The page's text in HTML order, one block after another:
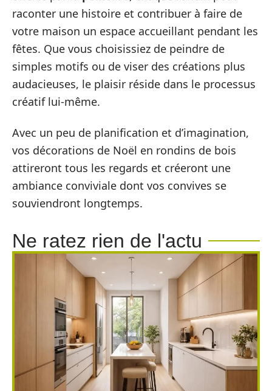
raconter une histoire et contribuer à faire de
votre maison un espace accueillant pendant les
fêtes. Que vous choisissiez de peindre de
simples motifs ou de viser des créations plus
audacieuses, le plaisir réside dans le processus
créatif lui-même.
Avec un peu de planification et d’imagination,
vos décorations de Noël en rondins de bois
attireront tous les regards et créeront une
ambiance conviviale dont vos convives se
souviendront longtemps.
Ne ratez rien de l'actu